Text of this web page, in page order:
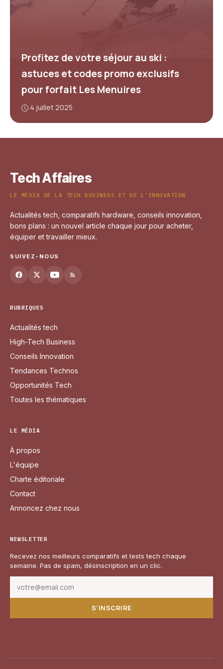
Profitez de votre séjour au ski :
astuces et codes promo exclusifs
pour forfait Les Menuires
4 juillet 2025
Tech Affaires
LE MÉDIA DE LA TECH BUSINESS ET DE L'INNOVATION
Actualités tech, comparatifs hardware, conseils innovation,
bons plans : un nouvel article chaque jour pour acheter,
équiper et travailler mieux.
SUIVEZ-NOUS
RUBRIQUES
Actualités tech
High-Tech Business
Conseils Innovation
Tendances Technos
Opportunités Tech
Toutes les thématiques
LE MÉDIA
À propos
L'équipe
Charte éditoriale
Contact
Annoncez chez nous
NEWSLETTER
Recevez nos meilleurs comparatifs et tests tech chaque
semaine. Pas de spam, désinscription en un clic.
S'INSCRIRE